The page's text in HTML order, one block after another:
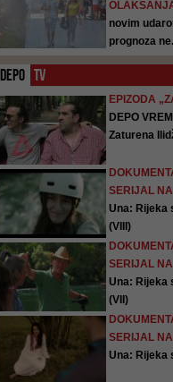
novim
prognoza
DEPO TV
EPIZODA
DEPO
Zaturena
SERIJAL
Una: Rijeka
(VIII)
SERIJAL
Una: Rijeka
(VII)
SERIJAL
Una: Rijeka